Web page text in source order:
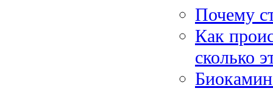
Почему
Как
сколько